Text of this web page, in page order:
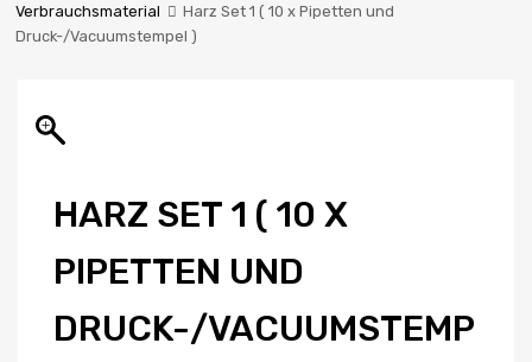
Verbrauchsmaterial
Harz Set 1 ( 10 x Pipetten und
Druck-/Vacuumstempel )
HARZ SET 1 ( 10 X
PIPETTEN UND
DRUCK-/VACUUMSTEMP